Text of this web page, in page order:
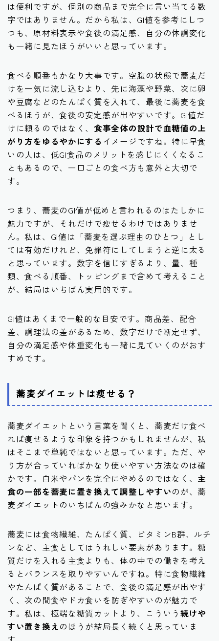
は便利ですが、個別の商品まで完全に言い当てる数
字ではありません。だから私は、GI値を参考にしつ
つも、原材料表示や食後の満足感、自分の体調変化
も一緒に見たほうがいいと思っています。
食べる順番もかなり大事です。空腹の状態で蕎麦だ
けを一気に流し込むより、先に海藻や野菜、次に卵
や豆腐などのたんぱく質を入れて、最後に蕎麦を食
べるほうが、食後の安定感が出やすいです。GI値だ
けに頼るのではなく、 食事全体の設計で血糖値の上
がり方をゆるやかにする イメージですね。特に早食
いの人は、低GI食品のメリットを感じにくくなるこ
ともあるので、一口ごとの食べ方も意外と大切で
す。
つまり、蕎麦のGI値が低めと言われるのはたしかに
魅力ですが、それだけで痩せるわけではありませ
ん。私は、GI値は「蕎麦を選ぶ理由のひとつ」とし
ては有効だけれど、免罪符にしてしまうと逆に太る
と思っています。数字を信じすぎるより、量、種
類、食べる順番、トッピングまで含めて考えること
が、結局はいちばん実用的です。
GI値はあくまで一般的な目安です。商品差、配合
差、調理法の差があるため、数字だけで断定せず、
自分の満足感や体重変化も一緒に見ていくのがおす
すめです。
蕎麦ダイエットは痩せる？
蕎麦ダイエットという言葉を聞くと、蕎麦だけ食べ
れば痩せるような印象を持つかもしれませんが、私
はそこまで単純ではないと思っています。ただ、や
り方が合っていればかなり使いやすい方法なのは確
かです。白米やパンを完全にやめるのではなく、 主
食の一部を蕎麦に置き換えて調整しやすいのが、蕎
麦ダイエットのいちばんの強みかなと思います。
蕎麦には食物繊維、たんぱく質、ビタミンB群、ルチ
ンなど、主食としてはうれしい要素があります。糖
質だけを入れる主食よりも、体の中での働きを考え
るとバランスを取りやすいんですね。特に食物繊維
やたんぱく質があることで、食後の満足感が出やす
く、次の間食やドカ食いを防ぎやすいのが魅力で
す。私は、極端な糖質カットより、こういう 続けや
すい置き換えのほうが結局長く続くと思っていま